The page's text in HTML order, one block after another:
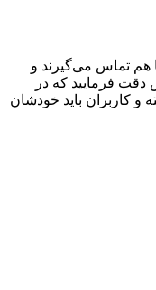
و
که در
خودشان